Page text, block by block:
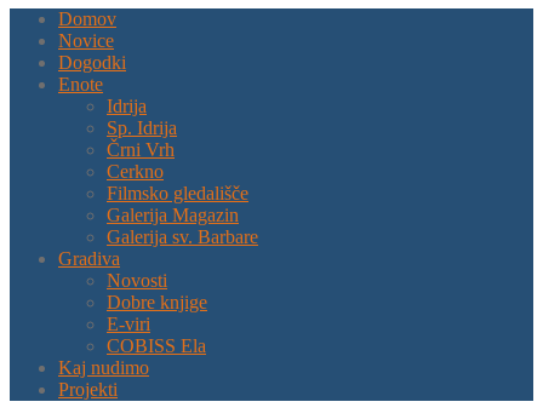
Domov
Novice
Dogodki
Enote
Idrija
Sp. Idrija
Črni Vrh
Cerkno
Filmsko gledališče
Galerija Magazin
Galerija sv. Barbare
Gradiva
Novosti
Dobre knjige
E-viri
COBISS Ela
Kaj nudimo
Projekti